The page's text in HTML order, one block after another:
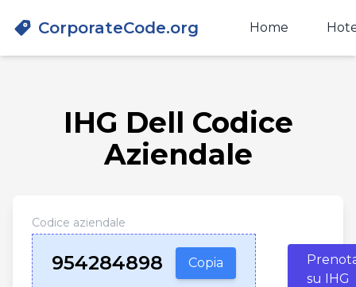
CorporateCode.org Home
IHG Dell Codice
Aziendale
Codice aziendale
954284898 Copia
su IHG